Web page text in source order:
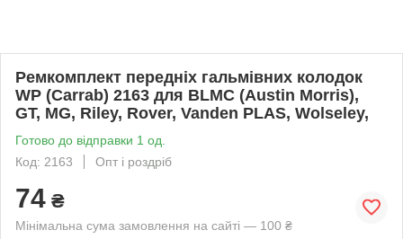
Ремкомплект передніх гальмівних колодок
WP (Carrab) 2163 для BLMC (Austin Morris),
GT, MG, Riley, Rover, Vanden PLAS, Wolseley,
Готово до відправки 1 од.
Код: 2163
Опт і роздріб
74 ₴
Мінімальна сума замовлення на сайті — 100 ₴